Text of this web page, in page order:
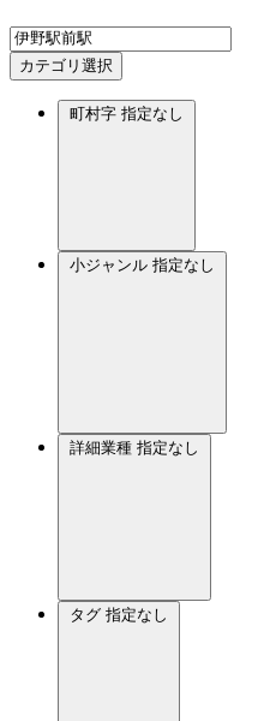
カテゴリ選択
町村字 指定なし
小ジャンル 指定なし
詳細業種 指定なし
タグ 指定なし